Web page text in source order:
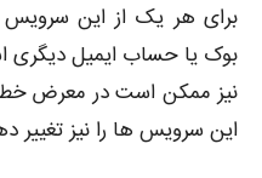
برای هر یک از این سرویس
بوک یا حساب ایمیل دیگری
نیز ممکن است در معرض
این سرویس ها را نیز تغییر